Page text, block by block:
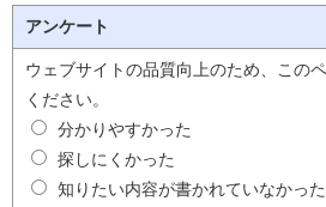
アンケート
ウェブサイトの品質向上のため、この
ください。
分かりやすかった
探しにくかった
知りたい内容が書かれていなかった